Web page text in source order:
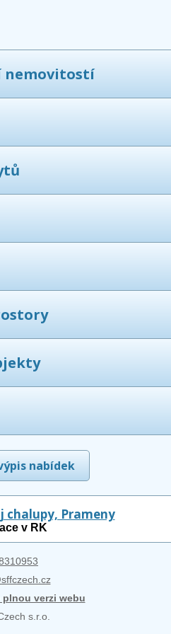
nemovitostí
nabídek
chalupy, Prameny
v RK
plnou verzi webu
s.r.o.